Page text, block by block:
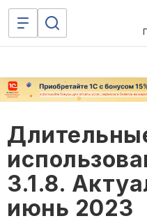
3.1.8.
июнь 2023